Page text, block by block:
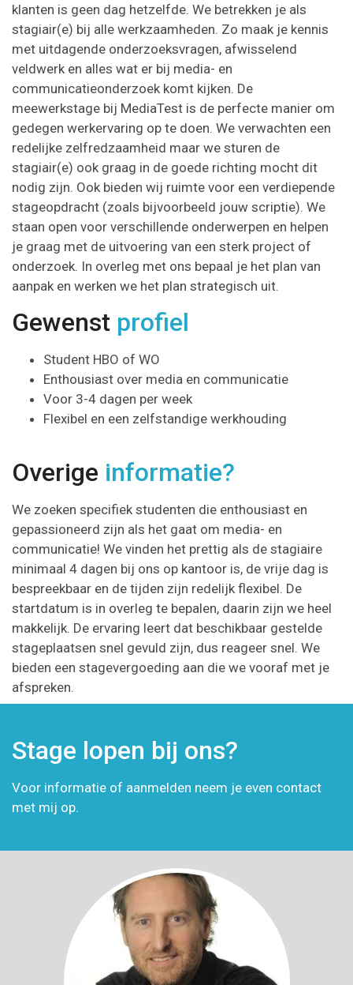
klanten is geen dag hetzelfde. We betrekken je als
stagiair(e) bij alle werkzaamheden. Zo maak je kennis
met uitdagende onderzoeksvragen, afwisselend
veldwerk en alles wat er bij media- en
communicatieonderzoek komt kijken. De
meewerkstage bij MediaTest is de perfecte manier om
gedegen werkervaring op te doen. We verwachten een
redelijke zelfredzaamheid maar we sturen de
stagiair(e) ook graag in de goede richting mocht dit
nodig zijn. Ook bieden wij ruimte voor een verdiepende
stageopdracht (zoals bijvoorbeeld jouw scriptie). We
staan open voor verschillende onderwerpen en helpen
je graag met de uitvoering van een sterk project of
onderzoek. In overleg met ons bepaal je het plan van
aanpak en werken we het plan strategisch uit.
Gewenst profiel
Student HBO of WO
Enthousiast over media en communicatie
Voor 3-4 dagen per week
Flexibel en een zelfstandige werkhouding
Overige informatie?
We zoeken specifiek studenten die enthousiast en
gepassioneerd zijn als het gaat om media- en
communicatie! We vinden het prettig als de stagiaire
minimaal 4 dagen bij ons op kantoor is, de vrije dag is
bespreekbaar en de tijden zijn redelijk flexibel. De
startdatum is in overleg te bepalen, daarin zijn we heel
makkelijk. De ervaring leert dat beschikbaar gestelde
stageplaatsen snel gevuld zijn, dus reageer snel. We
bieden een stagevergoeding aan die we vooraf met je
afspreken.
Stage lopen bij ons?
Voor informatie of aanmelden neem je even contact
met mij op.